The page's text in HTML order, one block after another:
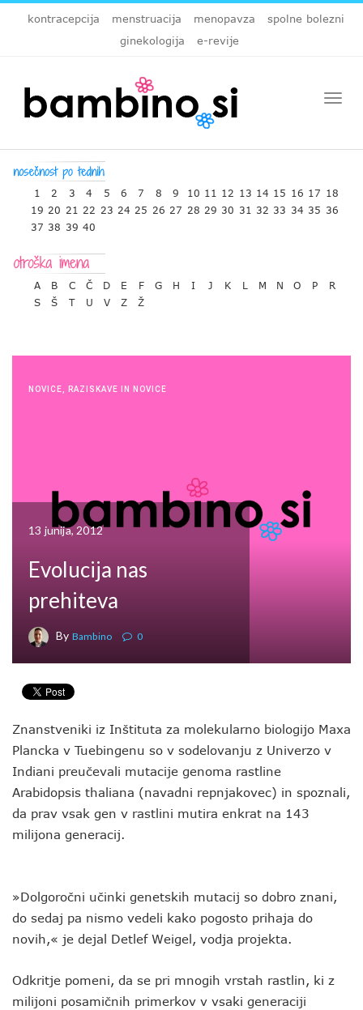
kontracepcija menstruacija menopavza
spolne bolezni
ginekologija
e-revije
1 2 3 4 5 6 7 8 9 10 11 12 13 14 15 16 17 18
19 20 21 22 23 24 25 26 27 28 29 30 31 32 33 34 35 36
37 38 39 40
A B C Č D E F G H I J K L M N O P
R
S
Š T U V Z Ž
NOVICE RAZISKAVE IN NOVICE
13 junija, 2012
Evolucija nas
prehiteva
By Bambino 0
Znanstveniki iz Inštituta za molekularno biologijo Maxa
Plancka v Tuebingenu so v sodelovanju z Univerzo v
Indiani preučevali mutacije genoma rastline
Arabidopsis thaliana (navadni repnjakovec) in spoznali,
da prav vsak gen v rastlini mutira enkrat na 143
milijona generacij.
»Dolgoročni učinki genetskih mutacij so dobro znani,
do sedaj pa nismo vedeli kako pogosto prihaja do
novih,« je dejal Detlef Weigel, vodja projekta.
Odkritje pomeni, da se pri mnogih vrstah rastlin, ki z
milijoni posamičnih primerkov v vsaki generaciji